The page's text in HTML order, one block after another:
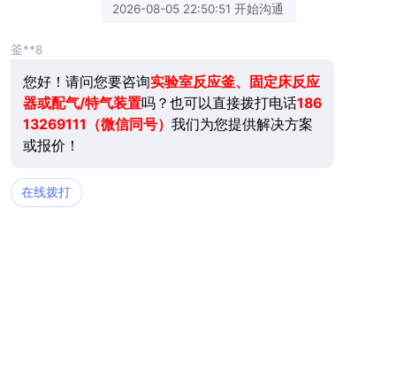
2026-08-05 22:50:51 开始沟通
釜**8
您好！请问您要咨询实验室反应釜、固定床反应
器或配气/特气装置吗？也可以直接拨打电话186
13269111（微信同号） 我们为您提供解决方案
或报价！
在线拨打